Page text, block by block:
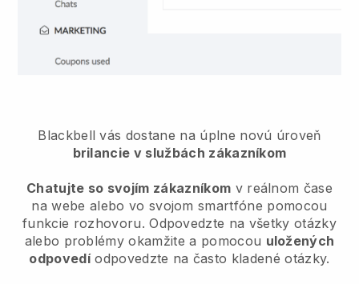
Blackbell vás dostane na úplne novú úroveň
brilancie v službách zákazníkom
Chatujte so svojím zákazníkom v reálnom čase
na webe alebo vo svojom smartfóne pomocou
funkcie rozhovoru. Odpovedzte na všetky otázky
alebo problémy okamžite a pomocou uložených
odpovedíodpovedzte na často kladené otázky.